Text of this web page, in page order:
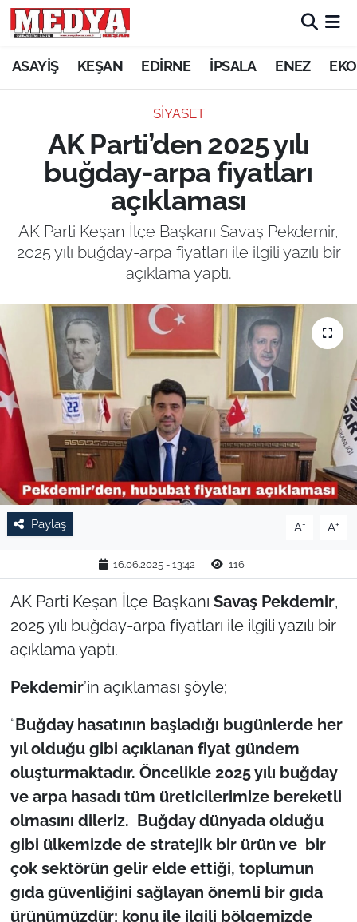
ASAYİŞ KEŞAN EDİRNE İPSALA ENEZ
SİYASET
AK Parti’den 2025 yılı
buğday-arpa fiyatları
açıklaması
AK Parti Keşan İlçe Başkanı Savaş Pekdemir,
2025 yılı buğday-arpa fiyatları ile ilgili yazılı bir
açıklama yaptı.
Paylaş A- A+
16.06.2025 - 13:42 116
AK Parti Keşan İlçe Başkanı Savaş Pekdemir,
2025 yılı buğday-arpa fiyatları ile ilgili yazılı bir
açıklama yaptı.
Pekdemir’in açıklaması şöyle;
“Buğday hasatının başladığı bugünlerde her
yıl olduğu gibi açıklanan fiyat gündem
oluşturmaktadır. Öncelikle 2025 yılı buğday
ve arpa hasadı tüm üreticilerimize bereketli
olmasını dileriz. Buğday dünyada olduğu
gibi ülkemizde de stratejik bir ürün ve bir
çok sektörün gelir elde ettiği, toplumun
gıda güvenliğini sağlayan önemli bir gıda
ürünümüzdür; konu ile ilgili bölgemizde
KEŞAN
ASAYİŞ
SİYASET
GÜNDEM
EKONOMİ
SAĞLIK
EĞİTİM
TARIM VE HAYVANCILIK
KÜLTÜR SANAT
RESMİ İLAN
SPOR
TEKİRDAĞ
TÜRKİYE
Bölge
Güvenlik
Genel
Politika